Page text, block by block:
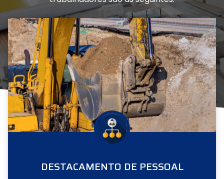
DESTACAMENTO DE PESSOAL